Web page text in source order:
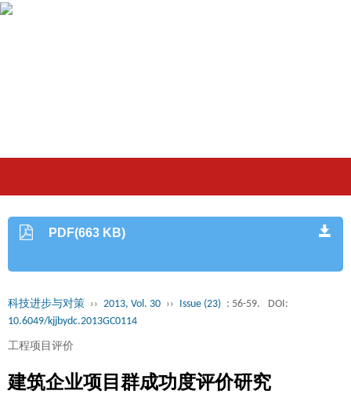
PDF(663 KB)
科技进步与对策 ›› 2013, Vol. 30 ›› Issue (23) : 56-59.
DOI:
10.6049/kjjbydc.2013GC0114
工程项目评价
建筑企业项目群成功度评价研究